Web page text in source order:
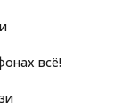
всё!